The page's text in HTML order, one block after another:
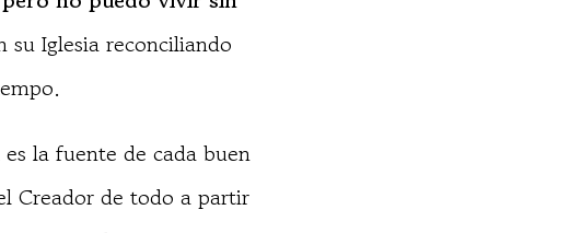
Iglesia reconciliando
la fuente de cada buen
Creador de todo a partir